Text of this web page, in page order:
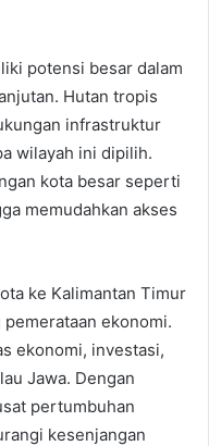
potensi besar dalam
Hutan tropis
infrastruktur
wilayah ini dipilih.
kota besar seperti
memudahkan akses
ke Kalimantan Timur
ekonomi.
ekonomi, investasi,
Jawa. Dengan
pertumbuhan
kesenjangan